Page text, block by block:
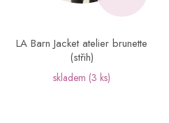
LA Barn Jacket atelier brunette
(střih)
skladem (3 ks)